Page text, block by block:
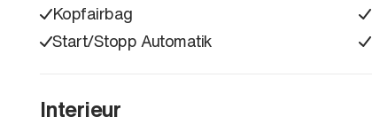
Kopfairbag
Start/Stopp Automatik
Interieur